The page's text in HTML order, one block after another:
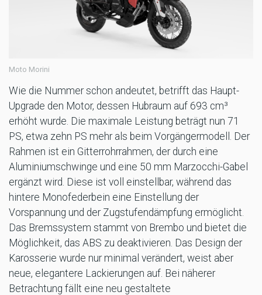
Moto Morini
Wie die Nummer schon andeutet, betrifft das Haupt-
Upgrade den Motor, dessen Hubraum auf 693 cm³
erhöht wurde. Die maximale Leistung beträgt nun 71
PS, etwa zehn PS mehr als beim Vorgängermodell. Der
Rahmen ist ein Gitterrohrrahmen, der durch eine
Aluminiumschwinge und eine 50 mm Marzocchi-Gabel
ergänzt wird. Diese ist voll einstellbar, während das
hintere Monofederbein eine Einstellung der
Vorspannung und der Zugstufendämpfung ermöglicht.
Das Bremssystem stammt von Brembo und bietet die
Möglichkeit, das ABS zu deaktivieren. Das Design der
Karosserie wurde nur minimal verändert, weist aber
neue, elegantere Lackierungen auf. Bei näherer
Betrachtung fällt eine neu gestaltete